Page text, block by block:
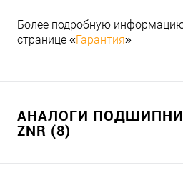
Более подробную
странице «Гарантия»
АНАЛОГИ
ZNR (8)